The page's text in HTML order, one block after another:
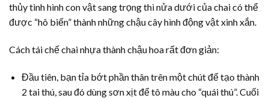
thủy tinh hình con vật sang trọng thì nửa dưới của chai có thể
được “hô biến” thành những chậu cây hình động vật xinh xắn.
Cách tái chế chai nhựa thành chậu hoa rất đơn giản:
Đầu tiên, bạn tỉa bớt phần thân trên một chút để tạo thành
2 tai thú, sau đó dùng sơn xịt để tô màu cho “quái thú”. Cuối